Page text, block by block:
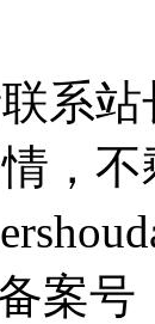
系
，
案